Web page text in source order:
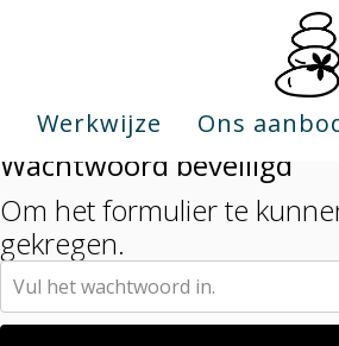
Werkwijze Ons
Wachtwoord beveiligd
Om het formulier te
gekregen.